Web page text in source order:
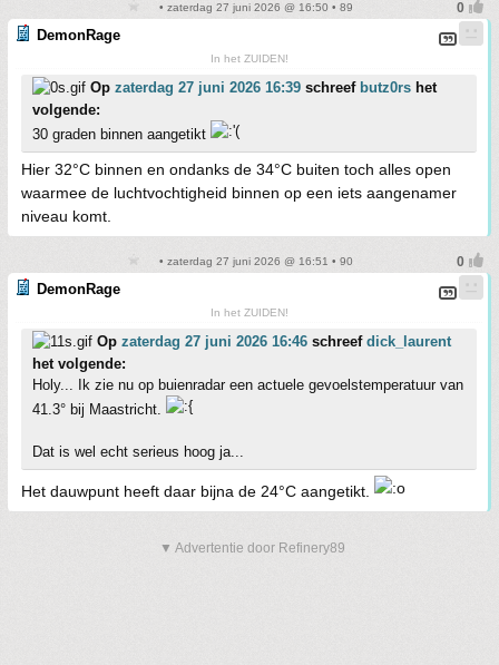
• zaterdag 27 juni 2026 @ 16:50 • 89
DemonRage
In het ZUIDEN!
Op zaterdag 27 juni 2026 16:39 schreef butz0rs het
volgende:
30 graden binnen aangetikt
Hier 32°C binnen en ondanks de 34°C buiten toch alles open
waarmee de luchtvochtigheid binnen op een iets aangenamer
niveau komt.
• zaterdag 27 juni 2026 @ 16:51 • 90
DemonRage
In het ZUIDEN!
Op zaterdag 27 juni 2026 16:46 schreef dick_laurent
het volgende:
Holy... Ik zie nu op buienradar een actuele gevoelstemperatuur van
41.3° bij Maastricht.
Dat is wel echt serieus hoog ja...
Het dauwpunt heeft daar bijna de 24°C aangetikt.
▼ Advertentie door Refinery89